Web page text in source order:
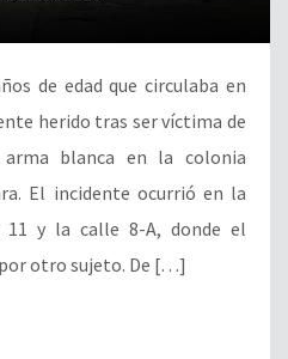
de edad que circulaba en
herido tras ser víctima de
blanca en la colonia
El incidente ocurrió en la
y la calle 8-A, donde el
otro sujeto. De […]